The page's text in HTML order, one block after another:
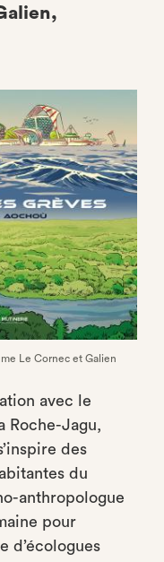
Le Cornec et Galien
avec le
Roche-Jagu,
des
du
anthropologue
pour
d’écologues